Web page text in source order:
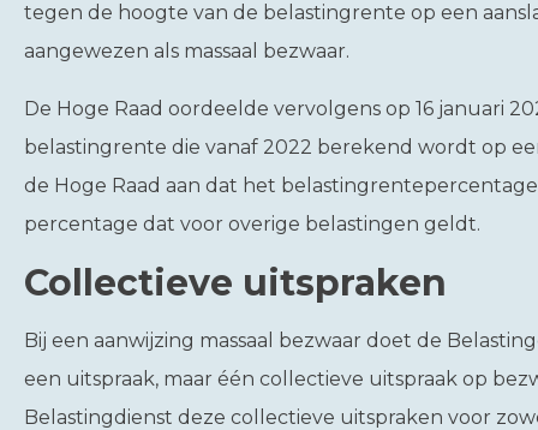
tegen de hoogte van de belastingrente op een
aangewezen als massaal bezwaar.
De Hoge Raad oordeelde vervolgens op 16 januari
belastingrente die vanaf 2022 berekend wordt op
de Hoge Raad aan dat het
percentage dat voor overige belastingen geldt.
Collectieve uitspraken
Bij een aanwijzing massaal bezwaar doet de
een uitspraak, maar één collectieve uitspraak op
Belastingdienst deze collectieve uitspraken voor